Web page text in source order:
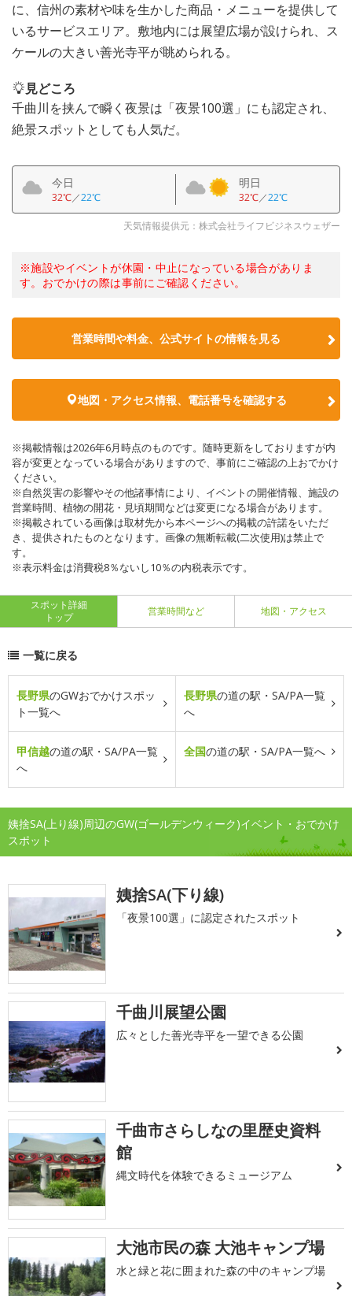
に、信州の素材や味を生かした商品・メニューを提供して
いるサービスエリア。敷地内には展望広場が設けられ、ス
ケールの大きい善光寺平が眺められる。
見どころ
千曲川を挟んで瞬く夜景は「夜景100選」にも認定され、
絶景スポットとしても人気だ。
今日
32℃／22℃
明日
32℃／22℃
天気情報提供元：株式会社ライフビジネスウェザー
※施設やイベントが休園・中止になっている場合がありま
す。おでかけの際は事前にご確認ください。
営業時間や料金、公式サイトの情報を見る
地図・アクセス情報、電話番号を確認する
※掲載情報は2026年6月時点のものです。随時更新をしておりますが内
容が変更となっている場合がありますので、事前にご確認の上おでかけ
ください。
※自然災害の影響やその他諸事情により、イベントの開催情報、施設の
営業時間、植物の開花・見頃期間などは変更になる場合があります。
※掲載されている画像は取材先から本ページへの掲載の許諾をいただ
き、提供されたものとなります。画像の無断転載(二次使用)は禁止で
す。
※表示料金は消費税8％ないし10％の内税表示です。
スポット詳細
トップ
営業時間など 地図・アクセス
一覧に戻る
長野県のGWおでかけスポッ
ト一覧へ
長野県の道の駅・SA/PA一覧
へ
甲信越の道の駅・SA/PA一覧
へ
全国の道の駅・SA/PA一覧へ
姨捨SA(上り線)周辺のGW(ゴールデンウィーク)イベント・おでかけ
スポット
姨捨SA(下り線)
「夜景100選」に認定されたスポット
千曲川展望公園
広々とした善光寺平を一望できる公園
千曲市さらしなの里歴史資料
館
縄文時代を体験できるミュージアム
大池市民の森 大池キャンプ場
水と緑と花に囲まれた森の中のキャンプ場